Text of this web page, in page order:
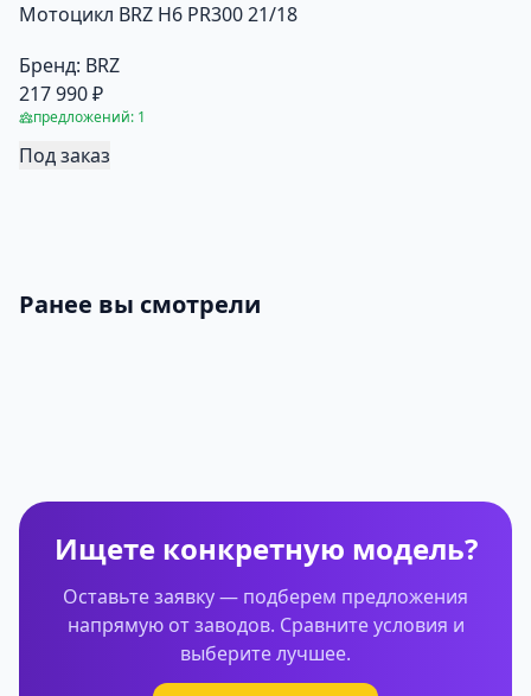
Мотоцикл BRZ H6 PR300 21/18
Бренд: BRZ
217 990 ₽
предложений: 1
Под заказ
Ранее вы смотрели
Ищете конкретную модель?
Оставьте заявку — подберем предложения
напрямую от заводов. Сравните условия и
выберите лучшее.